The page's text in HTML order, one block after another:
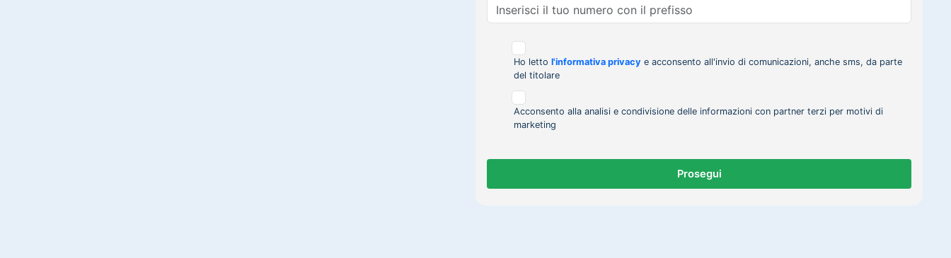
Ho letto l'informativa privacy e acconsento all'invio di comunicazioni, anche sms, da parte
del titolare
Acconsento alla analisi e condivisione delle informazioni con partner terzi per motivi di
marketing